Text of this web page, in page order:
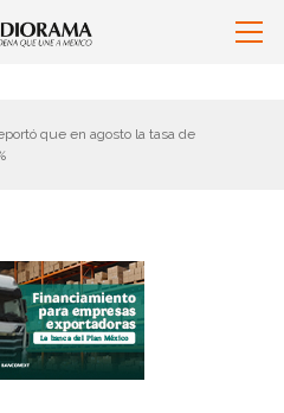
que en agosto la tasa de